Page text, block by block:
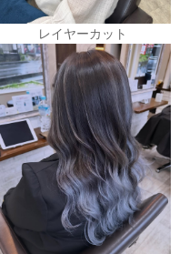
レイヤーカット